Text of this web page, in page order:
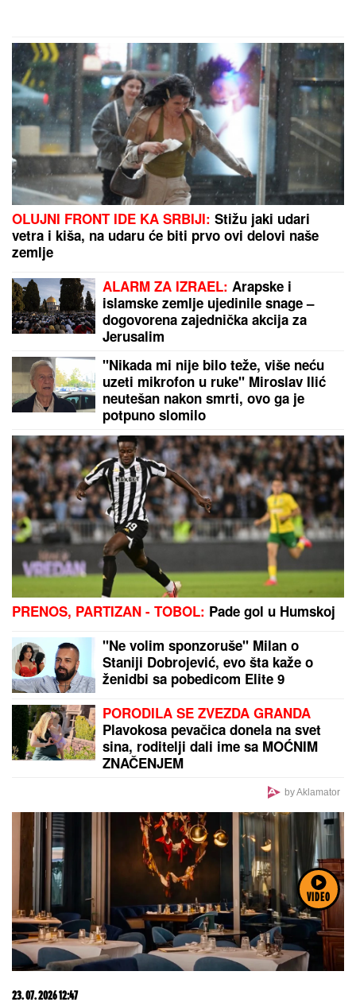
VIDEO
OLUJNI FRONT IDE KA SRBIJI: Stižu jaki udari
vetra i kiša, na udaru će biti prvo ovi delovi naše
zemlje
ALARM ZA IZRAEL: Arapske i
islamske zemlje ujedinile snage –
dogovorena zajednička akcija za
Jerusalim
"Nikada mi nije bilo teže, više neću
uzeti mikrofon u ruke" Miroslav Ilić
neutešan nakon smrti, ovo ga je
potpuno slomilo
PRENOS, PARTIZAN - TOBOL: Pade gol u Humskoj
''Ne volim sponzoruše'' Milan o
Staniji Dobrojević, evo šta kaže o
ženidbi sa pobedicom Elite 9
PORODILA SE ZVEZDA GRANDA
Plavokosa pevačica donela na svet
sina, roditelji dali ime sa MOĆNIM
ZNAČENJEM
by Aklamator
23. 07. 2026 12:47